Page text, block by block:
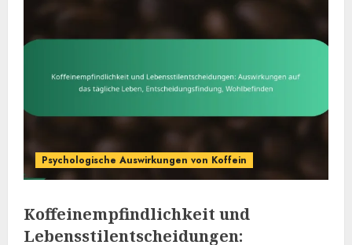
Psychologische Auswirkungen von Koffein
Koffeinempfindlichkeit und
Lebensstilentscheidungen: